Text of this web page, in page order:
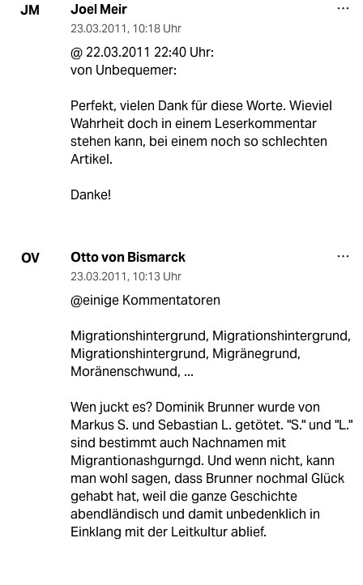
JM Joel Meir
23.03.2011, 10:18 Uhr
@ 22.03.2011 22:40 Uhr:
von Unbequemer:
Perfekt, vielen Dank für diese Worte. Wieviel
Wahrheit doch in einem Leserkommentar
stehen kann, bei einem noch so schlechten
Artikel.
Danke!
OV Otto von Bismarck
23.03.2011, 10:13 Uhr
@einige Kommentatoren
Migrationshintergrund, Migrationshintergrund,
Migrationshintergrund, Migränegrund,
Moränenschwund, ...
Wen juckt es? Dominik Brunner wurde von
Markus S. und Sebastian L. getötet. "S." und "L."
sind bestimmt auch Nachnamen mit
Migrantionashgurngd. Und wenn nicht, kann
man wohl sagen, dass Brunner nochmal Glück
gehabt hat, weil die ganze Geschichte
abendländisch und damit unbedenklich in
Einklang mit der Leitkultur ablief.